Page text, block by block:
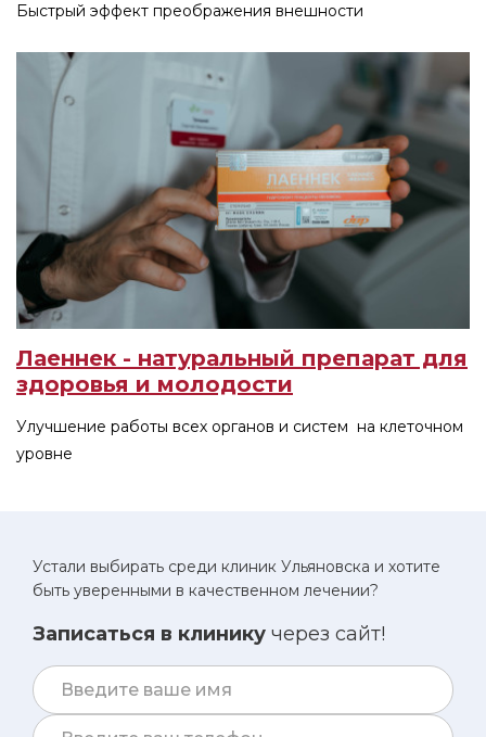
Быстрый эффект преображения внешности
Лаеннек - натуральный препарат для
здоровья и молодости
Улучшение работы всех органов и систем на клеточном
уровне
Устали выбирать среди клиник Ульяновска и хотите
быть уверенными в качественном лечении?
Записаться в клинику через сайт!